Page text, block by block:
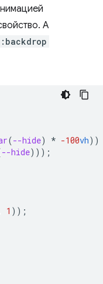
А
(--hide) * -100vh))
--hide)));
1 ));